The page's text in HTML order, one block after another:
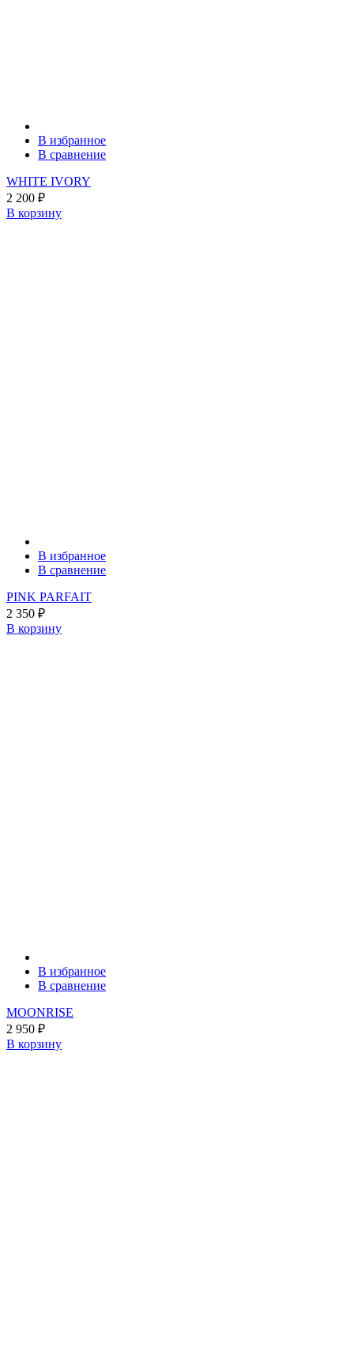
В избранное
В сравнение
WHITE IVORY
2 200 ₽
В корзину
В избранное
В сравнение
PINK PARFAIT
2 350 ₽
В корзину
В избранное
В сравнение
MOONRISE
2 950 ₽
В корзину